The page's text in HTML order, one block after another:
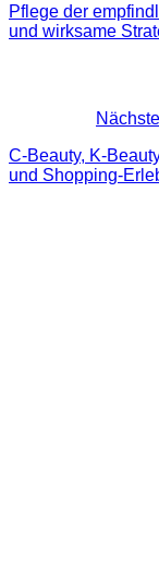
Pflege der
und wirksame
C-Beauty, K-
und Shopping-